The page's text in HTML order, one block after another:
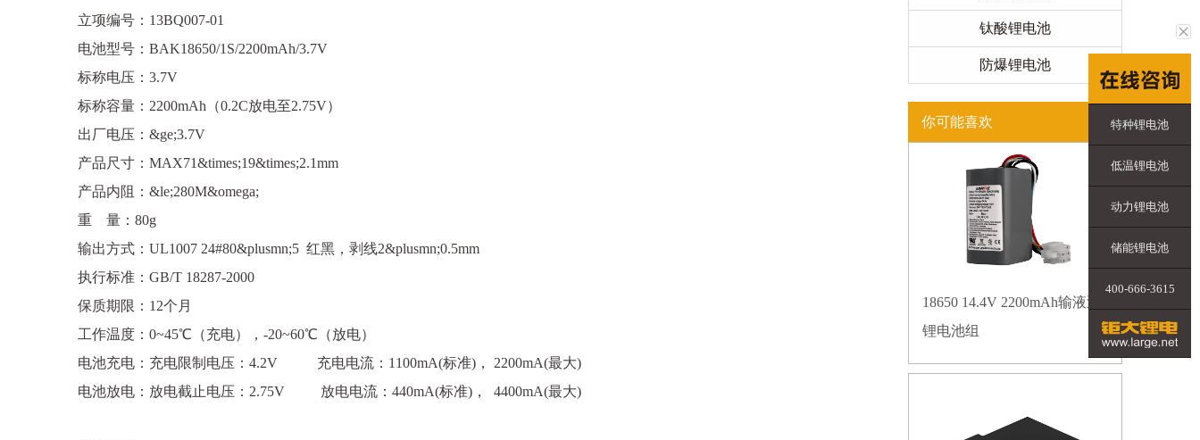
立项编号：13BQ007-01
电池型号：BAK18650/1S/2200mAh/3.7V
标称电压：3.7V
标称容量：2200mAh（0.2C放电至2.75V）
出厂电压：&ge;3.7V
产品尺寸：MAX71&times;19&times;2.1mm
产品内阻：&le;280M&omega;
重 量：80g
输出方式：UL1007 24#80&plusmn;5 红黑，剥线2&plusmn;0.5mm
执行标准：GB/T 18287-2000
保质期限：12个月
工作温度：0~45℃（充电），-20~60℃（放电）
电池充电：充电限制电压：4.2V 充电电流：1100mA(标准)， 2200mA(最大)
电池放电：放电截止电压：2.75V 放电电流：440mA(标准)， 4400mA(最大)
钛酸锂电池
防爆锂电池
你可能喜欢
18650 14.4V 2200mAh输液泵
锂电池组
特种锂电池
低温锂电池
动力锂电池
储能锂电池
400-666-3615